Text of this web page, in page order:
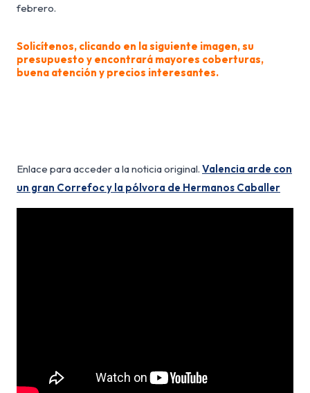
febrero.
Solicítenos, clicando en la siguiente imagen, su
presupuesto y encontrará mayores coberturas,
buena atención y precios interesantes.
Enlace para acceder a la noticia original. Valencia arde con
un gran Correfoc y la pólvora de Hermanos Caballer